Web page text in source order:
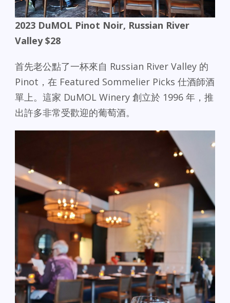
2023 DuMOL Pinot Noir, Russian River
Valley $28
首先老公點了一杯來自 Russian River Valley 的
Pinot，在 Featured Sommelier Picks 仕酒師酒
單上。這家 DuMOL Winery 創立於 1996 年，推
出許多非常受歡迎的葡萄酒。